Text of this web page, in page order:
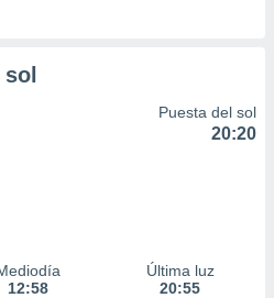
Puesta del sol
20:20
12:58
Última luz
20:55